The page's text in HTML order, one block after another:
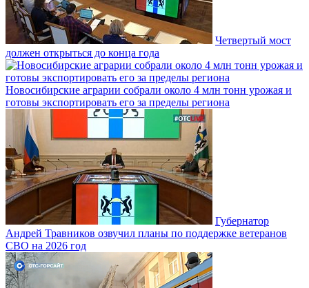
Четвертый мост
должен открыться до конца года
Новосибирские аграрии собрали около 4 млн тонн урожая и
готовы экспортировать его за пределы региона
Губернатор
Андрей Травников озвучил планы по поддержке ветеранов
СВО на 2026 год